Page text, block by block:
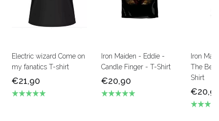
Electric wizard Come on
my fanatics T-shirt
€21,90
Iron Maiden - Eddie -
Candle Finger - T-Shirt
€20,90
Iron
The
Shirt